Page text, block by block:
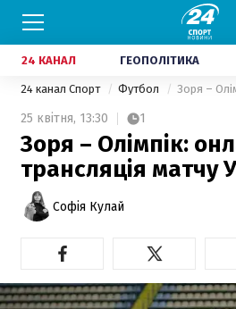
24 КАНАЛ ГЕОПОЛІТИКА
24 канал Спорт Футбол
25 квітня, 13:30 1
Зоря – Олімпік:
трансляція матчу
Софія Кулай